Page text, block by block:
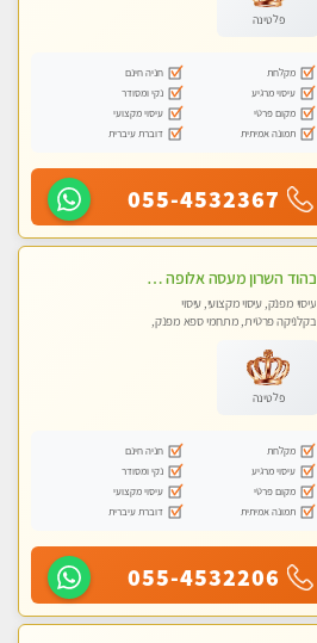
פלטינה
מקלחת
חניה חינם
עיסוי מרגיע
נקי ומסודר
מקום פרטי
עיסוי מקצועי
תמונה אמיתית
דוברת עיברית
055-4532367
בהוד השרון מעסה אלופה כל סוגי העיסויים מעסה מקצועית ואיכותית פרטי!!!
עיסוי מפנק, עיסוי מקצועי, עיסוי
בקלניקה פרטית, מתחמי ספא מפנק,
פלטינה
מקלחת
חניה חינם
עיסוי מרגיע
נקי ומסודר
מקום פרטי
עיסוי מקצועי
תמונה אמיתית
דוברת עיברית
055-4532206